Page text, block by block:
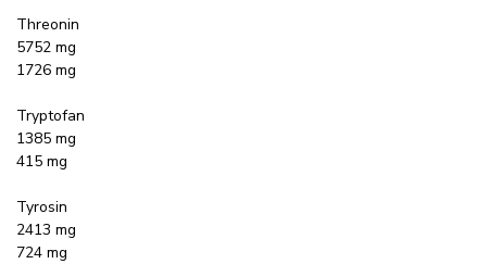
Threonin
5752 mg
1726 mg
Tryptofan
1385 mg
415 mg
Tyrosin
2413 mg
724 mg